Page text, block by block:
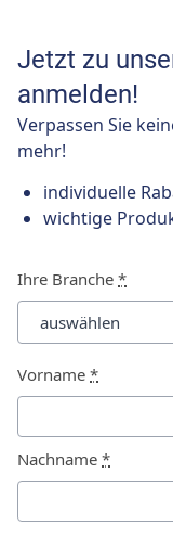
Jetzt zu
anmelden!
Verpassen Sie
mehr!
individuelle
wichtige
Ihre Branche *
Vorname *
Nachname *